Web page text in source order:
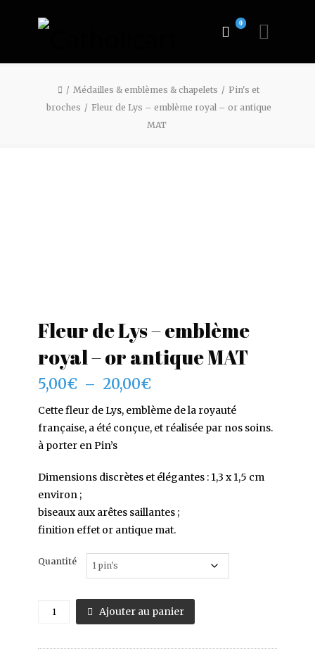
0
Médailles & emblèmes & chapelets
Pin's et
broches
Fleur de Lys – emblème royal – or antique
MAT
Fleur de Lys – emblème
royal – or antique MAT
5,00€ – 20,00€
prix :
5,00€
à
Cette fleur de Lys, emblème de la royauté
française, a été conçue, et réalisée par nos soins.
à porter en Pin’s
Dimensions discrètes et élégantes : 1,3 x 1,5 cm
environ ;
biseaux aux arêtes saillantes ;
finition effet or antique mat.
Quantité
quantité
de
Ajouter au panier